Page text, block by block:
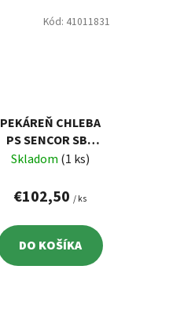
PEKÁREŇ CHLEBA
PS SENCOR SBR
2000SS
Skladom (1 ks)
€102,50/ ks
DO KOŠÍKA
Kód: 41011831